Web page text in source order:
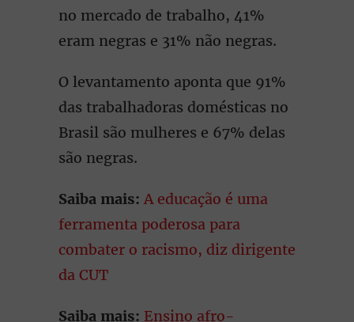
no mercado de trabalho, 41%
eram negras e 31% não negras.
O levantamento aponta que 91%
das trabalhadoras domésticas no
Brasil são mulheres e 67% delas
são negras.
Saiba mais: A educação é uma
ferramenta poderosa para
combater o racismo, diz dirigente
da CUT
Saiba mais: Ensino afro-